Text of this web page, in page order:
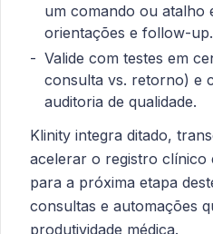
um comando ou atalho
orientações e follow-up.
Valide com testes em
consulta vs. retorno) e
auditoria de qualidade.
Klinity integra ditado,
acelerar o registro
para a próxima etapa
consultas e automações
produtividade médica.